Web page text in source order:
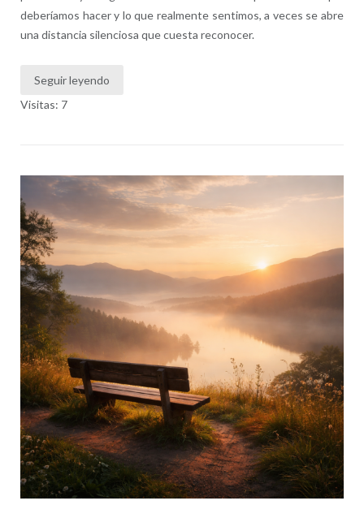
deberíamos hacer y lo que realmente sentimos, a veces se abre
una distancia silenciosa que cuesta reconocer.
Seguir leyendo
Visitas: 7